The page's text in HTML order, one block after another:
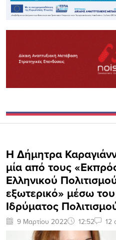
Η Δήμητρα
μία από τους
Ελληνικού
εξωτερικό» μέσω
Ιδρύματος
9 Μαρτίου 2022 12:52 12